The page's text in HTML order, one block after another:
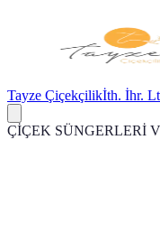
Tayze Çiçekçilikİth. İhr.
ÇİÇEK SÜNGERLERİ